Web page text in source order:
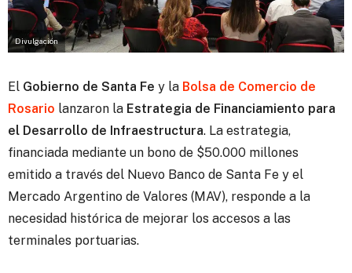
Divulgación
El Gobierno de Santa Fe y la Bolsa de Comercio de
Rosario lanzaron la Estrategia de Financiamiento para
el Desarrollo de Infraestructura. La estrategia,
financiada mediante un bono de $50.000 millones
emitido a través del Nuevo Banco de Santa Fe y el
Mercado Argentino de Valores (MAV), responde a la
necesidad histórica de mejorar los accesos a las
terminales portuarias.